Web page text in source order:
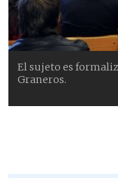
El sujeto es
Graneros.